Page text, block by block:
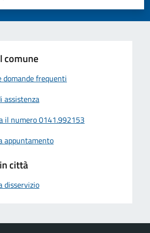
5 stelle su 5
4 stelle su 5
su 5
su 5
5
comune
domande frequenti
assistenza
il numero 0141.992153
appuntamento
città
disservizio